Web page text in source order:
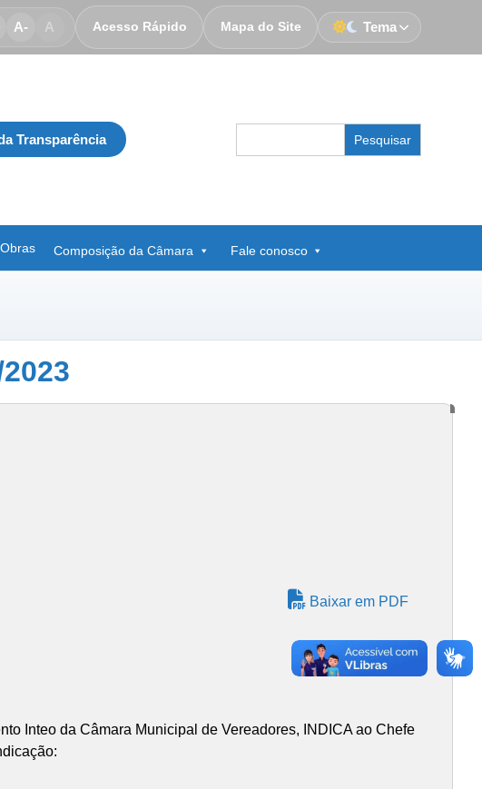
A- A Acesso Rápido Mapa do Site Tema
Transparência
for:
Obras Composição da Câmara Fale conosco
Baixar em PDF
Inteo da Câmara Municipal de Vereadores, INDICA ao Chefe